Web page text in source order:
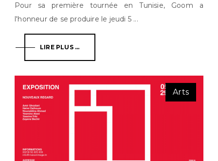
Pour sa première tournée en Tunisie, Goom a
l'honneur de se produire le jeudi 5 ...
LIRE PLUS ...
Arts